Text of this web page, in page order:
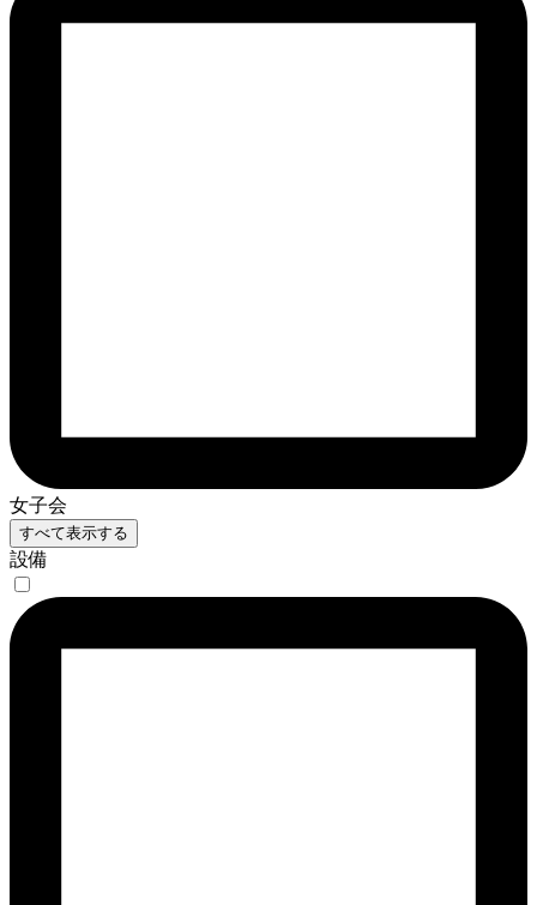
女子会
すべて表示する
設備